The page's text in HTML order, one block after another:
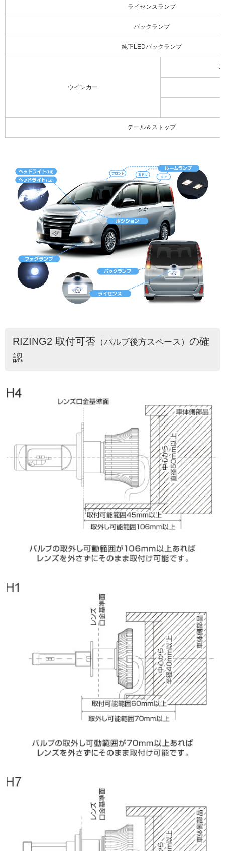
ライセンスランプ
バックランプ
純正LEDバックランプ
ウインカー
フ
テール＆ストップ
RIZING2 取付可否 （バルブ後方スペース） の確
認